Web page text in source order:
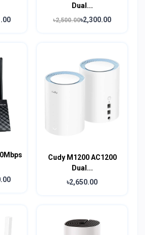
Dual...
৳2,500.00৳2,300.00
Cudy M1200 AC1200
Dual...
৳2,650.00